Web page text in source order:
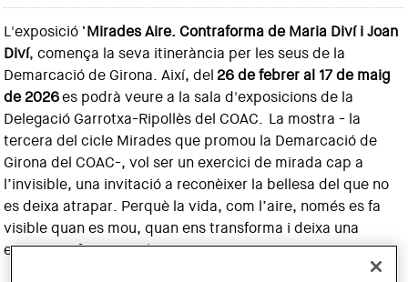
L'exposició ‘Mirades Aire. Contraforma de Maria Diví i Joan
Diví, comença la seva itinerància per les seus de la
Demarcació de Girona. Així, del 26 de febrer al 17 de maig
de 2026es podrà veure a la sala d'exposicions de la
Delegació Garrotxa-Ripollès del COAC. La mostra - la
tercera del cicle Mirades que promou la Demarcació de
Girona del COAC-, vol ser un exercici de mirada cap a
l’invisible, una invitació a reconèixer la bellesa del que no
es deixa atrapar. Perquè la vida, com l’aire, només es fa
visible quan es mou, quan ens transforma i deixa una
empremta fugaç en el temps.